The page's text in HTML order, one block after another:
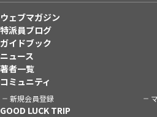
ウェブマガジン
特派員ブログ
ガイドブック
ニュース
著者一覧
コミュニティ
新規会員登録
GOOD LUCK TRIP